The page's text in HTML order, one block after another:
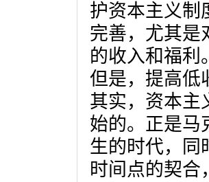
护资本主义制
完善，尤其是
的收入和福利
但是，提高低
其实，资本主
始的。正是马
生的时代，同
时间点的契合